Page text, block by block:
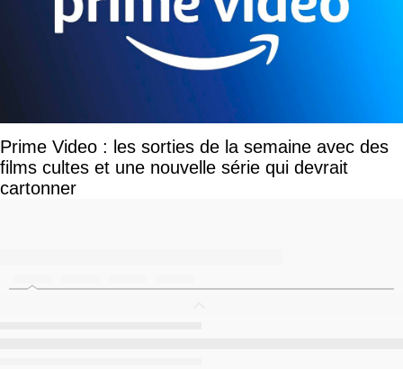
Prime Video : les sorties de la semaine avec des
films cultes et une nouvelle série qui devrait
cartonner